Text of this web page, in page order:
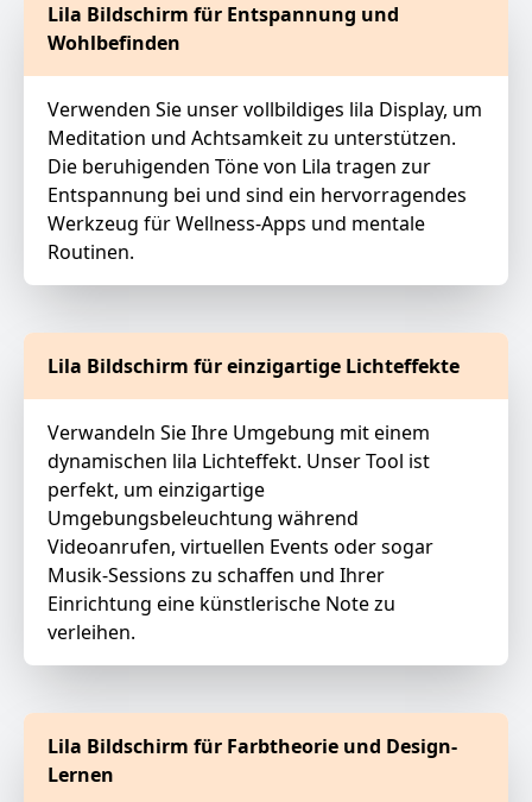
Lila Bildschirm für Entspannung und
Wohlbefinden
Verwenden Sie unser vollbildiges lila Display, um
Meditation und Achtsamkeit zu unterstützen.
Die beruhigenden Töne von Lila tragen zur
Entspannung bei und sind ein hervorragendes
Werkzeug für Wellness-Apps und mentale
Routinen.
Lila Bildschirm für einzigartige Lichteffekte
Verwandeln Sie Ihre Umgebung mit einem
dynamischen lila Lichteffekt. Unser Tool ist
perfekt, um einzigartige
Umgebungsbeleuchtung während
Videoanrufen, virtuellen Events oder sogar
Musik-Sessions zu schaffen und Ihrer
Einrichtung eine künstlerische Note zu
verleihen.
Lila Bildschirm für Farbtheorie und Design-
Lernen